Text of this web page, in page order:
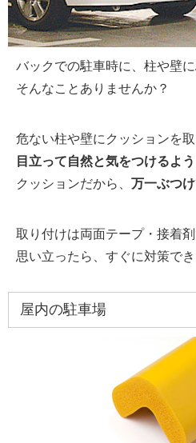
バックでの駐車時に、柱や壁
そんなことありませんか？
危ない柱や壁にクッションを取
目立って自然と気をつけるよ
クッションだから、 万一ぶつ
取り付けは両面テープ・接着剤
思い立ったら、すぐに対策でき
屋内の駐車場